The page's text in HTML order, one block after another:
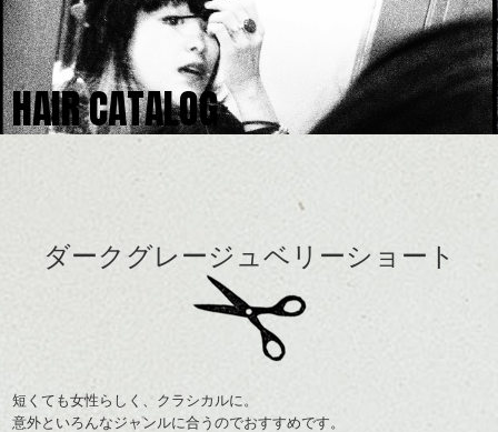
HAIR CATALOG
ダークグレージュベリーショート
短くても女性らしく、クラシカルに。
意外といろんなジャンルに合うのでおすすめです。